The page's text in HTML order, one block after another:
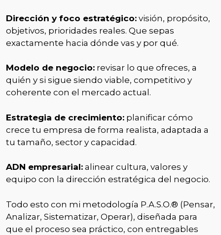
Dirección y foco estratégico: visión, propósito,
objetivos, prioridades reales. Que sepas
exactamente hacia dónde vas y por qué.
Modelo de negocio: revisar lo que ofreces, a
quién y si sigue siendo viable, competitivo y
coherente con el mercado actual.
Estrategia de crecimiento: planificar cómo
crece tu empresa de forma realista, adaptada a
tu tamaño, sector y capacidad.
ADN empresarial: alinear cultura, valores y
equipo con la dirección estratégica del negocio.
Todo esto con mi metodología P.A.S.O.® (Pensar,
Analizar, Sistematizar, Operar), diseñada para
que el proceso sea práctico, con entregables